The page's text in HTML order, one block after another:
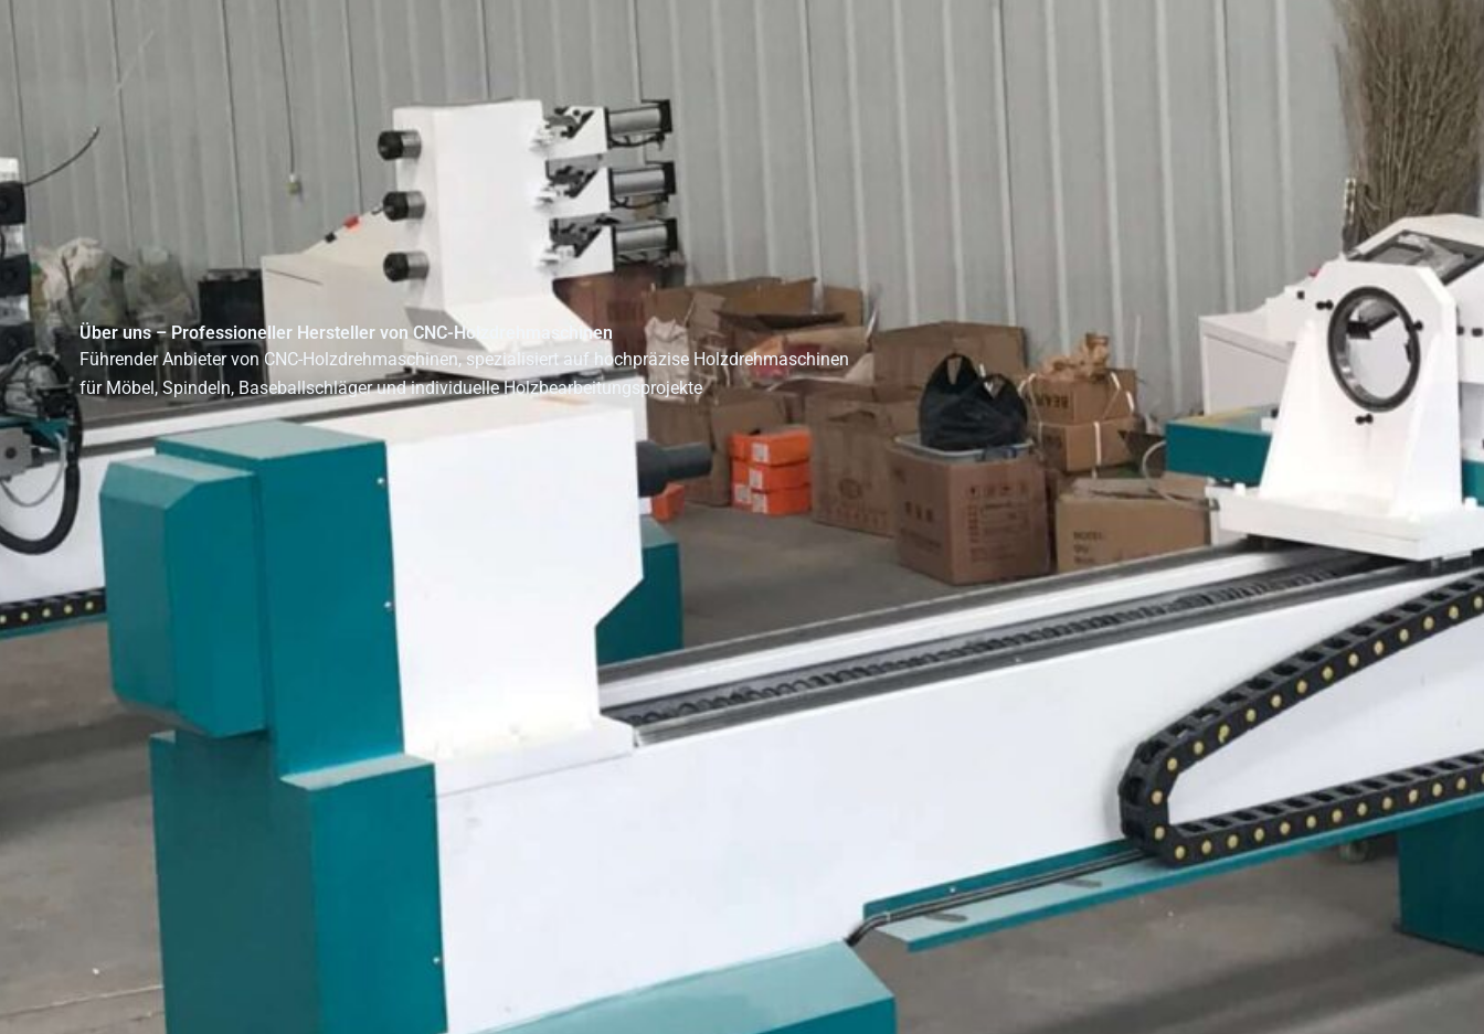
Über uns – Professioneller Hersteller von CNC-Holzdrehmaschinen
Führender Anbieter von CNC-Holzdrehmaschinen, spezialisiert auf hochpräzise Holzdrehmaschinen
für Möbel, Spindeln, Baseballschläger und individuelle Holzbearbeitungsprojekte